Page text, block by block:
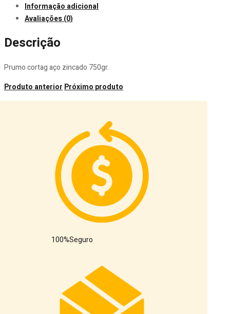
Informação adicional
Avaliações (0)
Descrição
Prumo cortag aço zincado 750gr.
Produto anteriorPróximo produto
100%Seguro